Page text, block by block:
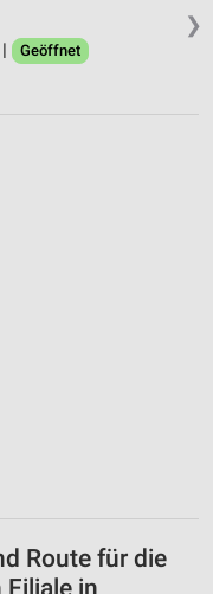
❯
Geöffnet
Route für die